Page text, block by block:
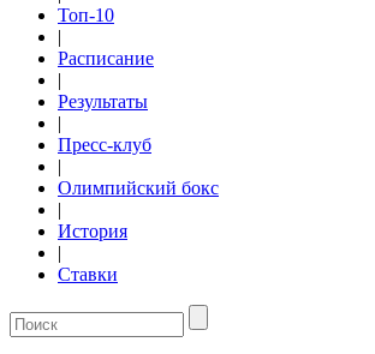
Топ-10
|
Расписание
|
Результаты
|
Пресс-клуб
|
Олимпийский бокс
|
История
|
Ставки